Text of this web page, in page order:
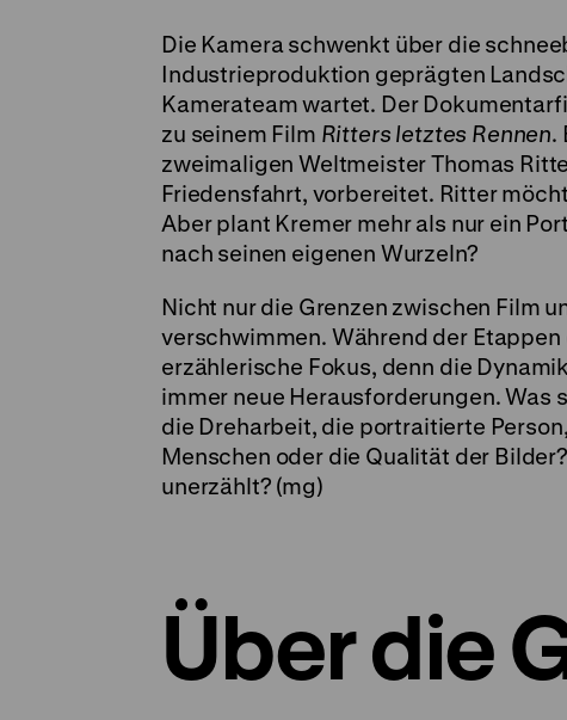
Die Kamera schwenkt über die
Industrieproduktion geprägten
Kamerateam wartet. Der
zu seinem Film Ritters letztes Rennen.
zweimaligen Weltmeister Thomas
Friedensfahrt, vorbereitet. Ritter
Aber plant Kremer mehr als nur ein
nach seinen eigenen Wurzeln?
Nicht nur die Grenzen zwischen Film
verschwimmen. Während der Etappen
erzählerische Fokus, denn die
immer neue Herausforderungen. Was
die Dreharbeit, die portraitierte
Menschen oder die Qualität der
unerzählt? (mg)
Über die